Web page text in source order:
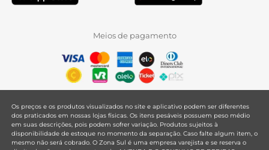
Meios de pagamento
Os preços e os produtos visualizados no site e aplicativo podem ser diferentes
dos praticados em nossas lojas físicas. Os itens pesáveis possuem peso médio
em suas descrições, pois podem sofrer variação. Produtos sujeitos à
disponibilidade de estoque no momento da separação. Caso falte algum item, o
mesmo não será cobrado. O Zona Sul é uma empresa varejista e se reserva o